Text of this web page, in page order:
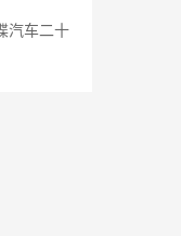
汽车二十